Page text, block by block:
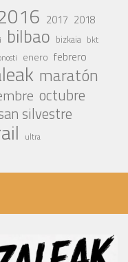
2017 2018
bilbao bizkaia bkt
enero febrero
maratón
octubre
silvestre
ultra